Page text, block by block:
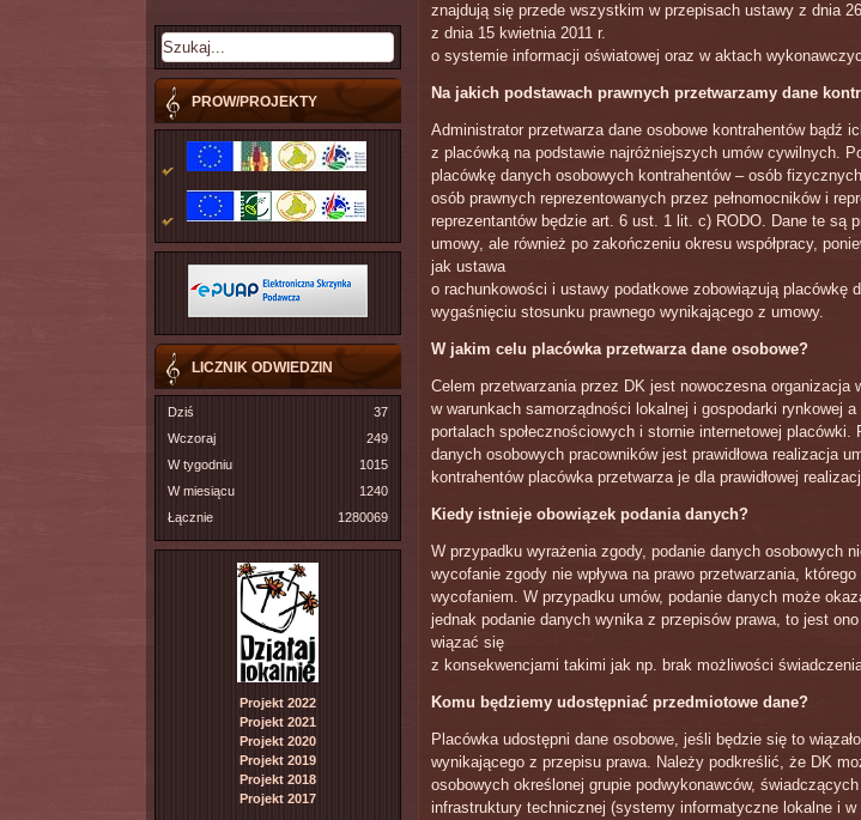
PROW/PROJEKTY
LICZNIK ODWIEDZIN
Dziś
37
Wczoraj
249
W tygodniu
1015
W miesiącu
1240
Łącznie
1280069
Projekt 2022
Projekt 2021
Projekt 2020
Projekt 2019
Projekt 2018
Projekt 2017
znajdują się przede wszystkim w przepisach ustawy z dnia
z dnia 15 kwietnia 2011 r.
o systemie informacji oświatowej oraz w aktach
Na jakich podstawach prawnych przetwarzamy dane
Administrator przetwarza dane osobowe kontrahentów bądź
z placówką na podstawie najróżniejszych umów cywilnych.
placówkę danych osobowych kontrahentów – osób
osób prawnych reprezentowanych przez pełnomocników i
reprezentantów będzie art. 6 ust. 1 lit. c) RODO. Dane te są
umowy, ale również po zakończeniu okresu współpracy,
jak ustawa
o rachunkowości i ustawy podatkowe zobowiązują placówkę
wygaśnięciu stosunku prawnego wynikającego z umowy.
W jakim celu placówka przetwarza dane osobowe?
Celem przetwarzania przez DK jest nowoczesna organizacja
w warunkach samorządności lokalnej i gospodarki rynkowej
portalach społecznościowych i stornie internetowej
danych osobowych pracowników jest prawidłowa realizacja
kontrahentów placówka przetwarza je dla prawidłowej
Kiedy istnieje obowiązek podania danych?
W przypadku wyrażenia zgody, podanie danych osobowych
wycofanie zgody nie wpływa na prawo przetwarzania,
wycofaniem. W przypadku umów, podanie danych może
jednak podanie danych wynika z przepisów prawa, to jest
wiązać się
z konsekwencjami takimi jak np. brak możliwości
Komu będziemy udostępniać przedmiotowe dane?
Placówka udostępni dane osobowe, jeśli będzie się to
wynikającego z przepisu prawa. Należy podkreślić, że DK
osobowych określonej grupie podwykonawców,
infrastruktury technicznej (systemy informatyczne lokalne i